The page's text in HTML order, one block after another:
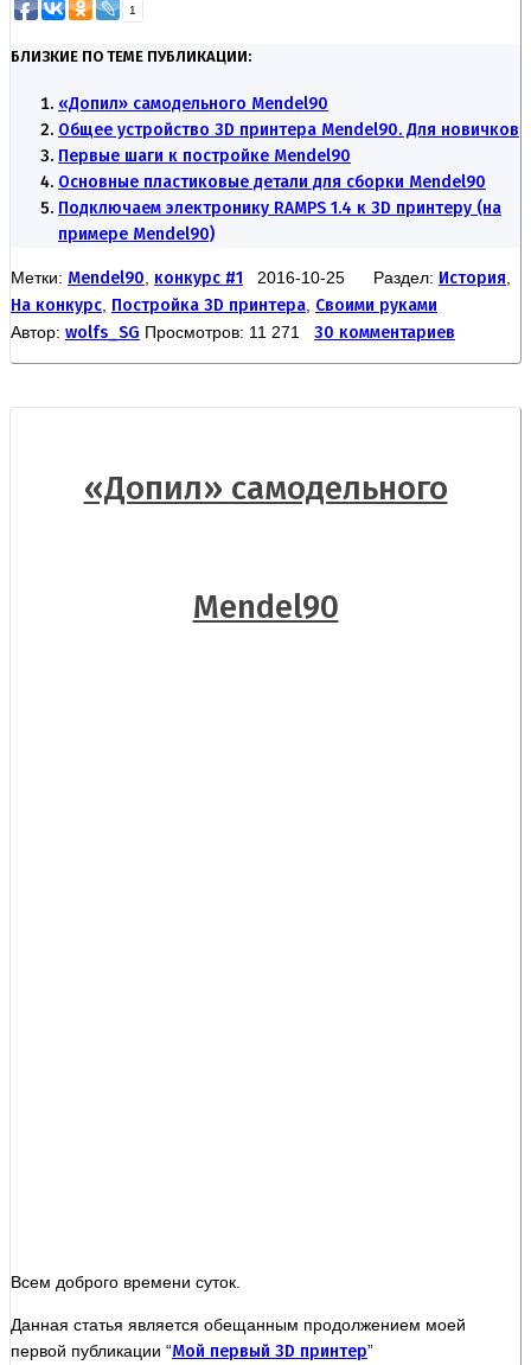
1
БЛИЗКИЕ ПО ТЕМЕ ПУБЛИКАЦИИ:
«Допил» самодельного Mendel90
Общее устройство 3D принтера Mendel90. Для новичков
Первые шаги к постройке Mendel90
Основные пластиковые детали для сборки Mendel90
Подключаем электронику RAMPS 1.4 к 3D принтеру (на
примере Mendel90)
Метки: Mendel90 конкурс #1 2016-10-25 Раздел: История
На конкурс Постройка 3D принтера Своими руками
Автор: wolfs_SG Просмотров: 11 271 30 комментариев
«Допил» самодельного
Mendel90
Всем доброго времени суток.
Данная статья является обещанным продолжением моей
первой публикации “Мой первый 3D принтер”